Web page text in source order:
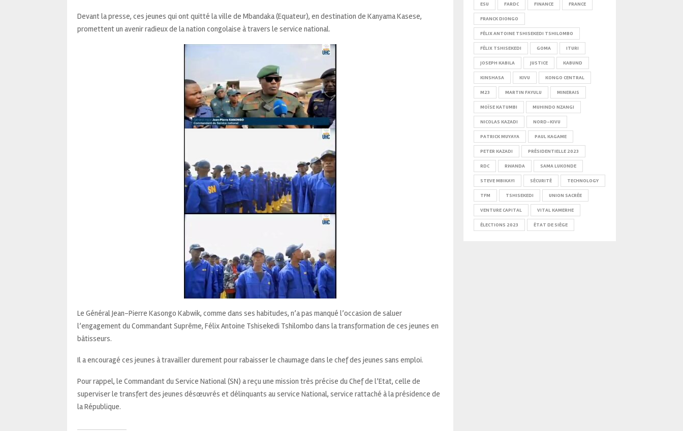
Devant la presse, ces jeunes qui ont quitté la ville de Mbandaka (Equateur), en destination de Kanyama Kasese,
promettent un avenir radieux de la nation congolaise à travers le service national.
Le Général Jean-Pierre Kasongo Kabwik, comme dans ses habitudes, n’a pas manqué l’occasion de saluer
l’engagement du Commandant Suprême, Félix Antoine Tshisekedi Tshilombo dans la transformation de ces jeunes en
bâtisseurs.
Il a encouragé ces jeunes à travailler durement pour rabaisser le chaumage dans le chef des jeunes sans emploi.
Pour rappel, le Commandant du Service National (SN) a reçu une mission très précise du Chef de l’Etat, celle de
superviser le transfert des jeunes désœuvrés et délinquants au service National, service rattaché à la présidence de
la République.
ESU FARDC FINANCE FRANCE
FRANCK DIONGO
FÉLIX ANTOINE TSHISEKEDI TSHILOMBO
FÉLIX TSHISEKEDI GOMA ITURI
JOSEPH KABILA JUSTICE KABUND
KINSHASA KIVU KONGO CENTRAL
M23 MARTIN FAYULU MINERAIS
MOÏSE KATUMBI MUHINDO NZANGI
NICOLAS KAZADI NORD-KIVU
PATRICK MUYAYA PAUL KAGAME
PETER KAZADI PRÉSIDENTIELLE 2023
RDC RWANDA SAMA LUKONDE
STEVE MBIKAYI SÉCURITÉ TECHNOLOGY
TFM TSHISEKEDI UNION SACRÉE
VENTURE CAPITAL VITAL KAMERHE
ÉLECTIONS 2023 ÉTAT DE SIÈGE